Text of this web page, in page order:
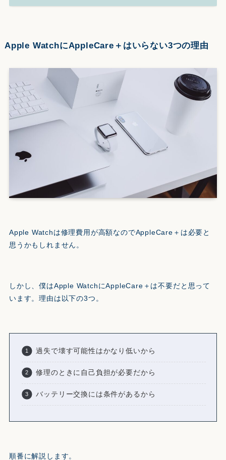
Apple WatchにAppleCare＋はいらない3つの理由
Apple Watchは修理費用が高額なのでAppleCare＋は必要と
思うかもしれません。
しかし、僕はApple WatchにAppleCare＋は不要だと思って
います。理由は以下の3つ。
過失で壊す可能性はかなり低いから
修理のときに自己負担が必要だから
バッテリー交換には条件があるから
順番に解説します。